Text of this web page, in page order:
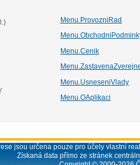
Menu.ProvozniRad
Menu.Cenik
Menu.UsneseniVlady
Menu.OAplikaci
jsou určena pouze pro účely vlastní
Získaná data přímo ze stránek